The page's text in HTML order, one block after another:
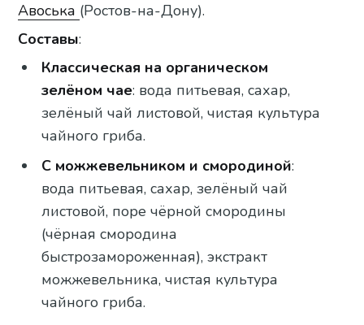
Авоська (Ростов-на-Дону).
Составы:
Классическая на органическом
зелёном чае: вода питьевая, сахар,
зелёный чай листовой, чистая культура
чайного гриба.
С можжевельником и смородиной:
вода питьевая, сахар, зелёный чай
листовой, поре чёрной смородины
(чёрная смородина
быстрозамороженная), экстракт
можжевельника, чистая культура
чайного гриба.